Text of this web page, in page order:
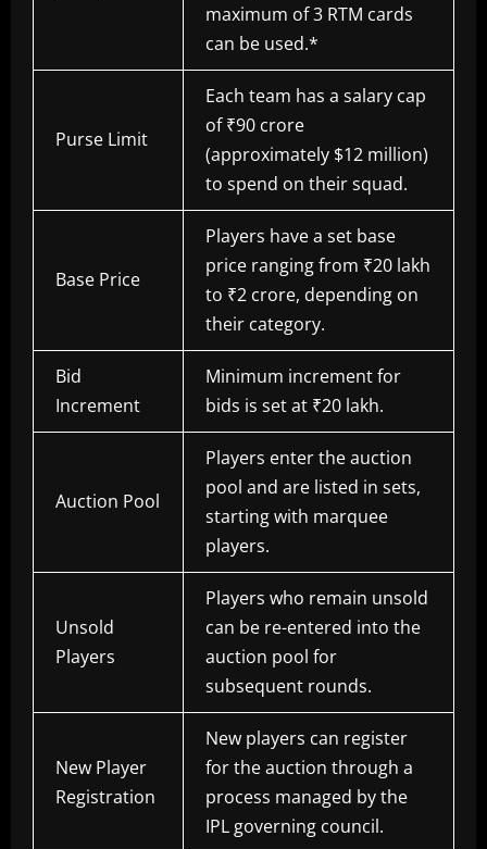
maximum of 3 RTM cards
can be used.*
Purse Limit
Each team has a salary cap
of ₹90 crore
(approximately $12 million)
to spend on their squad.
Base Price
Players have a set base
price ranging from ₹20 lakh
to ₹2 crore, depending on
their category.
Bid
Increment
Minimum increment for
bids is set at ₹20 lakh.
Auction Pool
Players enter the auction
pool and are listed in sets,
starting with marquee
players.
Unsold
Players
Players who remain unsold
can be re-entered into the
auction pool for
subsequent rounds.
New Player
Registration
New players can register
for the auction through a
process managed by the
IPL governing council.